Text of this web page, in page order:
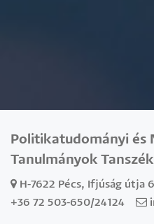
Politikatudományi és
Tanulmányok Tanszék
H-7622 Pécs, Ifjúság
+36 72 503-650/24124